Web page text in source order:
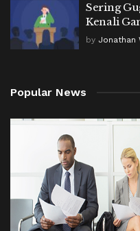
Sering
Kenali
by Jonathan
Popular News